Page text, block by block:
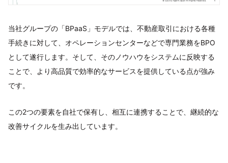
当社グループの「BPaaS」モデルでは、不動産取引における各種
手続きに対して、オペレーションセンターなどで専門業務をBPO
として遂行します。そして、そのノウハウをシステムに反映する
ことで、より高品質で効率的なサービスを提供している点が強み
です。
この2つの要素を自社で保有し、相互に連携することで、継続的な
改善サイクルを生み出しています。